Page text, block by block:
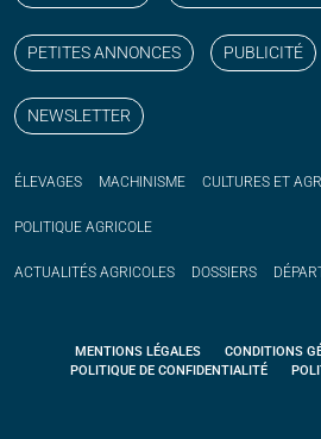
PETITES ANNONCES PUBLICITÉ
NEWSLETTER
ÉLEVAGES MACHINISME CULTURES ET
POLITIQUE AGRICOLE
ACTUALITÉS AGRICOLES DOSSIERS
MENTIONS LÉGALES
CONDITIONS
POLITIQUE DE CONFIDENTIALITÉ